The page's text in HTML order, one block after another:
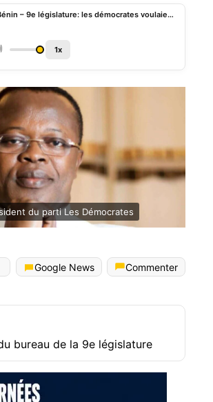
Bénin – 9e législature: les démocrates voulaient au moins 02 postes dans le Bureau
1x
du parti Les Démocrates
Google News
Commenter
bureau de la 9e législature